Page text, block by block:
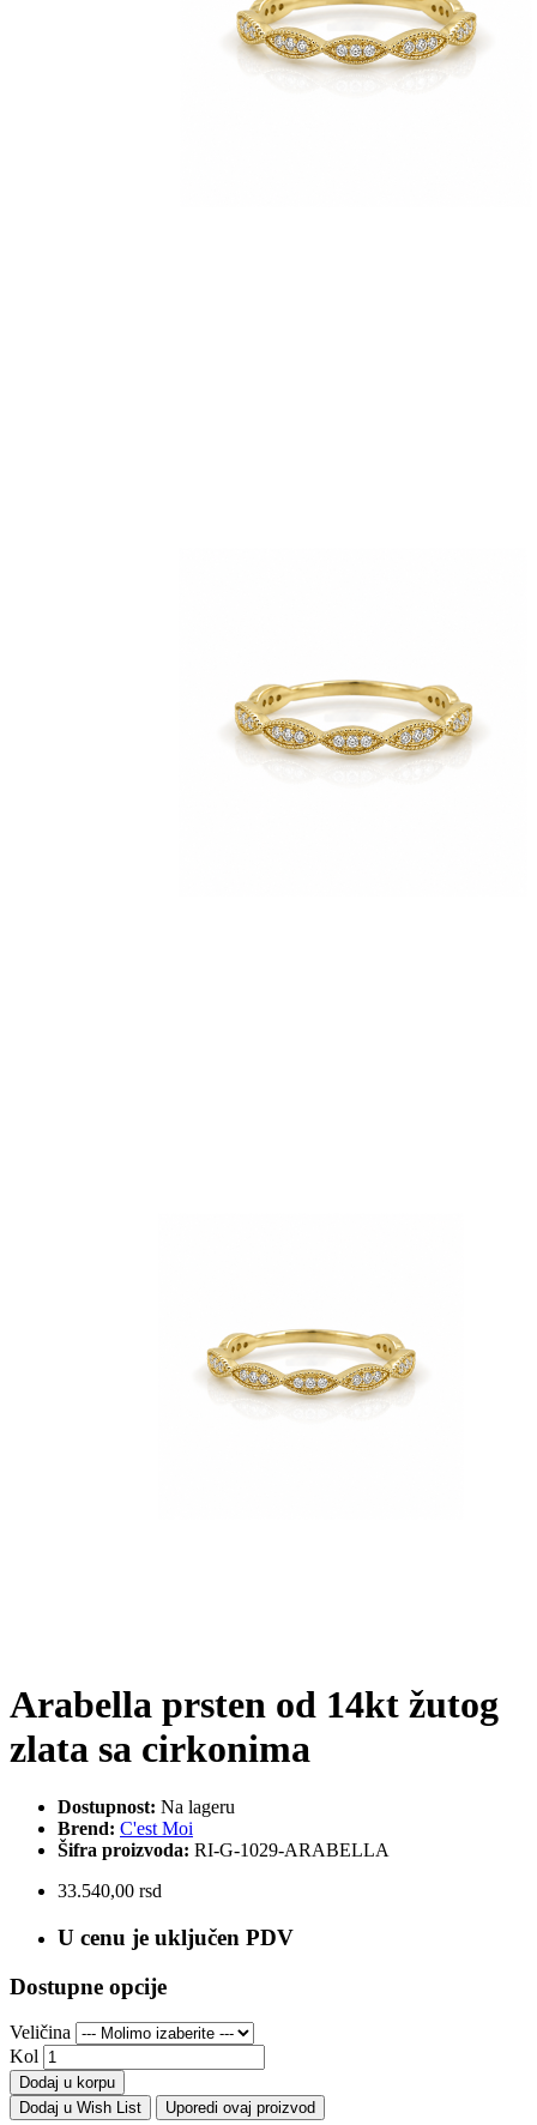
Arabella prsten od 14kt žutog
zlata sa cirkonima
Dostupnost: Na lageru
Brend: C'est Moi
Šifra proizvoda: RI-G-1029-ARABELLA
33.540,00 rsd
U cenu je uključen PDV
Dostupne opcije
Veličina
Kol
Dodaj u korpu
Dodaj u Wish List
Uporedi ovaj proizvod